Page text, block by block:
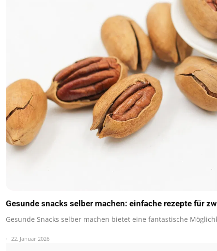
Gesunde snacks selber machen: einfache rezepte für
Gesunde Snacks selber machen bietet eine fantastische
22. Januar 2026